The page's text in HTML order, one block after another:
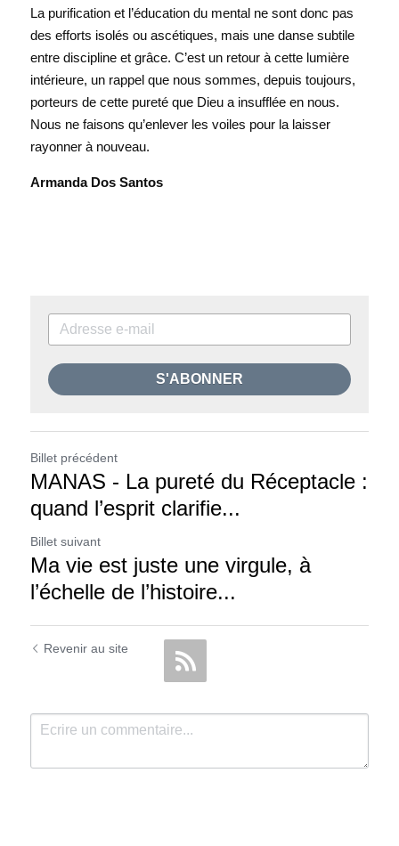
La purification et l’éducation du mental ne sont donc pas
des efforts isolés ou ascétiques, mais une danse subtile
entre discipline et grâce. C’est un retour à cette lumière
intérieure, un rappel que nous sommes, depuis toujours,
porteurs de cette pureté que Dieu a insufflée en nous.
Nous ne faisons qu’enlever les voiles pour la laisser
rayonner à nouveau.
Armanda Dos Santos
S'ABONNER
Billet précédent
MANAS - La pureté du Réceptacle :
quand l’esprit clarifie...
Billet suivant
Ma vie est juste une virgule, à
l’échelle de l’histoire...
Revenir au site